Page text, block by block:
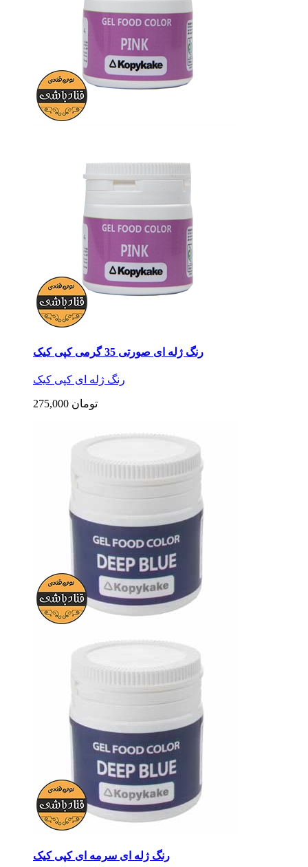
رنگ ژله ای صورتی 35 گرمی کپی کیک
رنگ ژله ای کپی کیک
275,000 تومان
رنگ ژله ای سرمه ای کپی کیک